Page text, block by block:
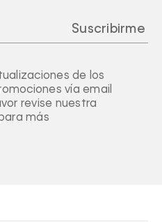
de los
vía email
revise nuestra
más